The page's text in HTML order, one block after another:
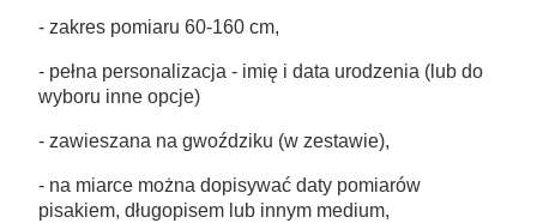
- zakres pomiaru 60-160 cm,
- pełna personalizacja - imię i data urodzenia (lub do
wyboru inne opcje)
- zawieszana na gwoździku (w zestawie),
- na miarce można dopisywać daty pomiarów
pisakiem, długopisem lub innym medium,